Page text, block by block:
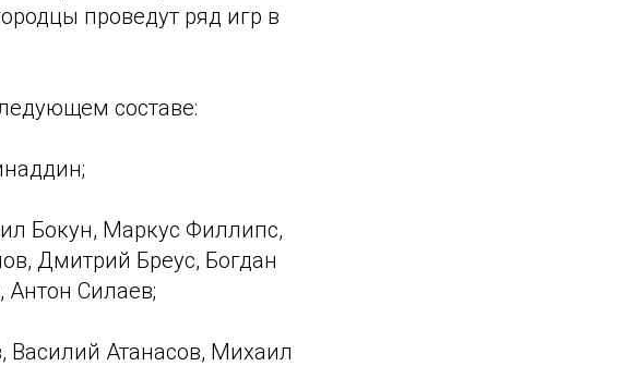
проведут ряд игр в
составе:
Бокун, Маркус Филлипс,
Дмитрий Бреус, Богдан
Силаев;
Василий Атанасов, Михаил